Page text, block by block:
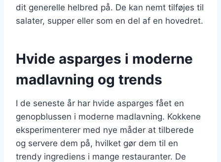
dit generelle helbred på. De kan nemt tilføjes til
salater, supper eller som en del af en hovedret.
Hvide asparges i moderne
madlavning og trends
I de seneste år har hvide asparges fået en
genopblussen i moderne madlavning. Kokkene
eksperimenterer med nye måder at tilberede
og servere dem på, hvilket gør dem til en
trendy ingrediens i mange restauranter. De